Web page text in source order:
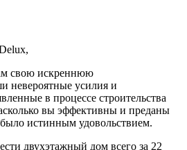
свою искреннюю
невероятные усилия и
в процессе строительства
вы эффективны и преданы
истинным удовольствием.
двухэтажный дом всего за 22